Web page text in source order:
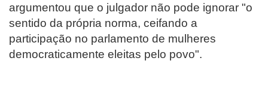
argumentou que o julgador não pode ignorar "o
sentido da própria norma, ceifando a
participação no parlamento de mulheres
democraticamente eleitas pelo povo".